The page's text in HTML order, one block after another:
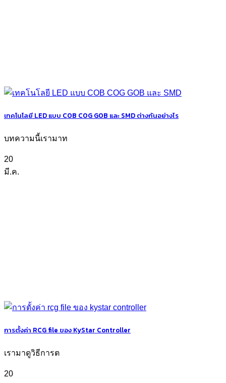
เทคโนโลยี LED แบบ COB COG GOB และ SMD ต่างกันอย่างไร
บทความนี้เรามาท
20
มี.ค.
การตั้งค่า RCG file ของ KyStar Controller
เรามาดูวิธีการต
20